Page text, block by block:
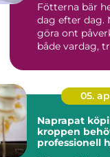
Fötterna bär
dag efter dag.
göra ont
både vardag,
05.
Naprapat köping
kroppen
professionell